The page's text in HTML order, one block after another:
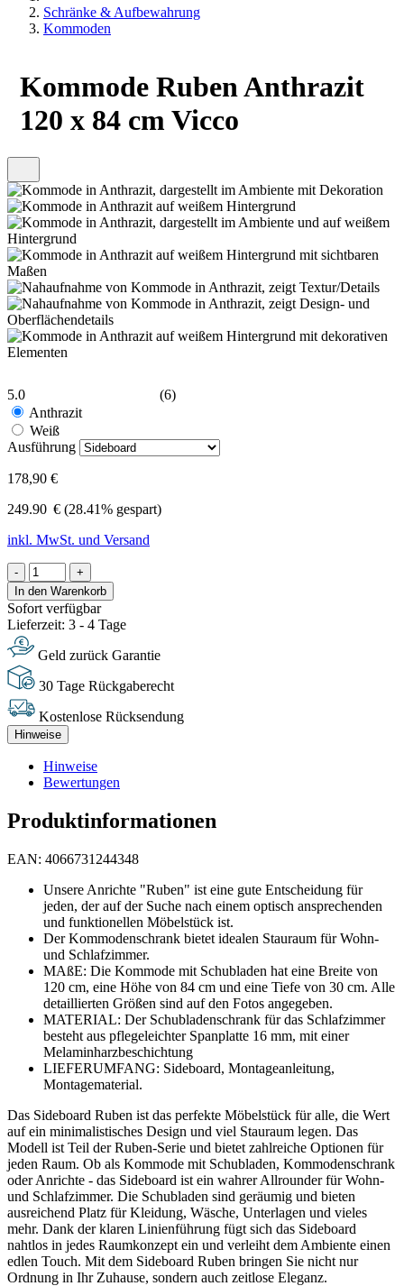
Schränke & Aufbewahrung
Kommoden
Kommode Ruben Anthrazit
120 x 84 cm Vicco
5.0
(6)
Anthrazit
Weiß
Ausführung
178,90 €
249.90 € (28.41% gespart)
inkl. MwSt. und Versand
-
+
In den Warenkorb
Sofort verfügbar
Lieferzeit: 3 - 4 Tage
Geld zurück Garantie
30 Tage Rückgaberecht
Kostenlose Rücksendung
Hinweise
Hinweise
Bewertungen
Produktinformationen
EAN: 4066731244348
Unsere Anrichte "Ruben" ist eine gute Entscheidung für
jeden, der auf der Suche nach einem optisch ansprechenden
und funktionellen Möbelstück ist.
Der Kommodenschrank bietet idealen Stauraum für Wohn-
und Schlafzimmer.
MAßE: Die Kommode mit Schubladen hat eine Breite von
120 cm, eine Höhe von 84 cm und eine Tiefe von 30 cm. Alle
detaillierten Größen sind auf den Fotos angegeben.
MATERIAL: Der Schubladenschrank für das Schlafzimmer
besteht aus pflegeleichter Spanplatte 16 mm, mit einer
Melaminharzbeschichtung
LIEFERUMFANG: Sideboard, Montageanleitung,
Montagematerial.
Das Sideboard Ruben ist das perfekte Möbelstück für alle, die Wert
auf ein minimalistisches Design und viel Stauraum legen. Das
Modell ist Teil der Ruben-Serie und bietet zahlreiche Optionen für
jeden Raum. Ob als Kommode mit Schubladen, Kommodenschrank
oder Anrichte - das Sideboard ist ein wahrer Allrounder für Wohn-
und Schlafzimmer. Die Schubladen sind geräumig und bieten
ausreichend Platz für Kleidung, Wäsche, Unterlagen und vieles
mehr. Dank der klaren Linienführung fügt sich das Sideboard
nahtlos in jedes Raumkonzept ein und verleiht dem Ambiente einen
edlen Touch. Mit dem Sideboard Ruben bringen Sie nicht nur
Ordnung in Ihr Zuhause, sondern auch zeitlose Eleganz.